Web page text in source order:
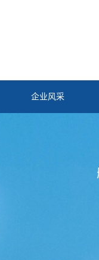
企业风采